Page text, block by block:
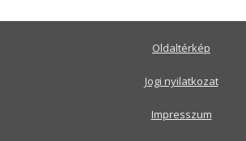
Oldaltérkép
Jogi nyilatkozat
Impresszum